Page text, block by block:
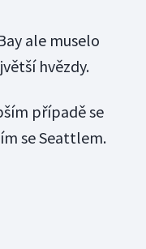
ale muselo
hvězdy.
případě se
se Seattlem.